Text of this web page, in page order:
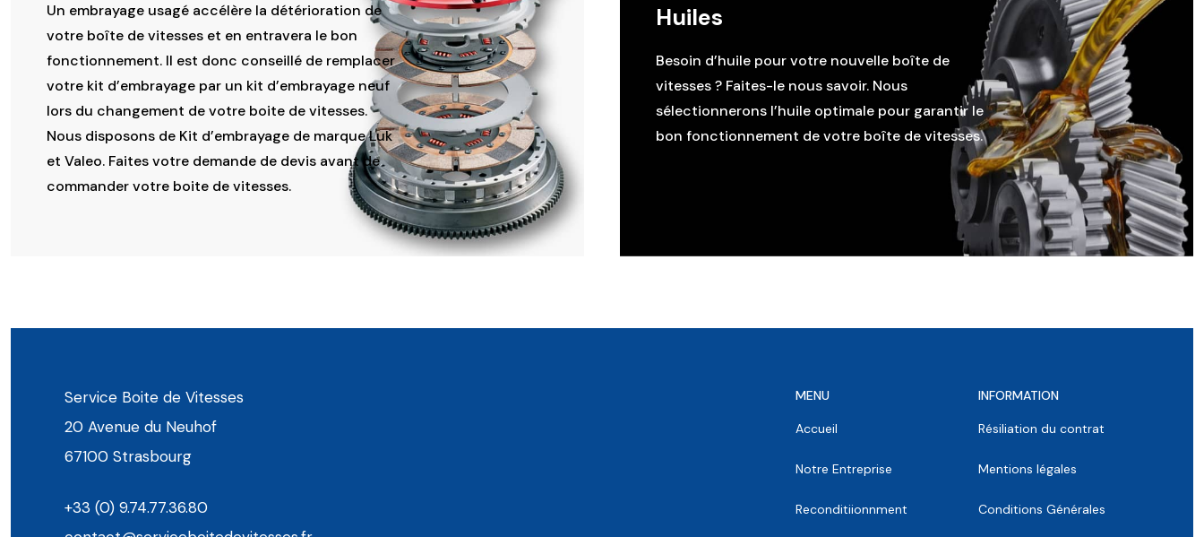
Un embrayage usagé accélère la détérioration de
votre boîte de vitesses et en entravera le bon
fonctionnement. Il est donc conseillé de remplacer
votre kit d’embrayage par un kit d’embrayage neuf
lors du changement de votre boite de vitesses.
Nous disposons de Kit d’embrayage de marque Luk
et Valeo. Faites votre demande de devis avant de
commander votre boite de vitesses.
Huiles
Besoin d’huile pour votre nouvelle boîte de
vitesses ? Faites-le nous savoir. Nous
sélectionnerons l’huile optimale pour garantir le
bon fonctionnement de votre boîte de vitesses.
Service Boite de Vitesses
20 Avenue du Neuhof
67100 Strasbourg
+33 (0) 9.74.77.36.80
MENU
Accueil
Notre Entreprise
Reconditiionnment
INFORMATION
Résiliation du contrat
Mentions légales
Conditions Générales